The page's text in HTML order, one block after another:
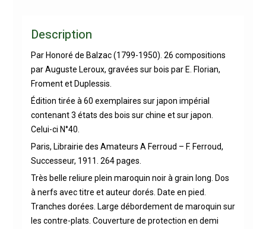
Description
Par Honoré de Balzac (1799-1950). 26 compositions
par Auguste Leroux, gravées sur bois par E. Florian,
Froment et Duplessis.
Édition tirée à 60 exemplaires sur japon impérial
contenant 3 états des bois sur chine et sur japon.
Celui-ci N°40.
Paris, Librairie des Amateurs A Ferroud – F. Ferroud,
Successeur, 1911. 264 pages.
Très belle reliure plein maroquin noir à grain long. Dos
à nerfs avec titre et auteur dorés. Date en pied.
Tranches dorées. Large débordement de maroquin sur
les contre-plats. Couverture de protection en demi